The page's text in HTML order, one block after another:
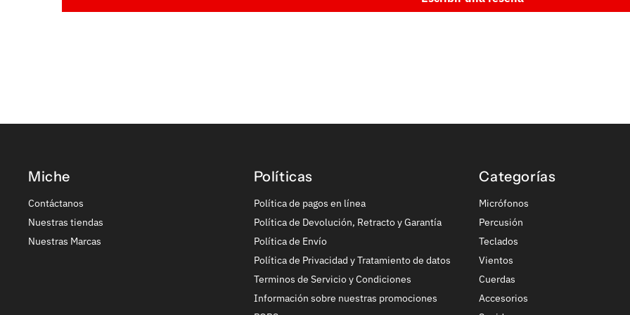
Miche
Contáctanos
Nuestras tiendas
Nuestras Marcas
Políticas
Política de pagos en línea
Política de Devolución, Retracto y Garantía
Política de Envío
Política de Privacidad y Tratamiento de datos
Terminos de Servicio y Condiciones
Información sobre nuestras promociones
Categorías
Micrófonos
Percusión
Teclados
Vientos
Cuerdas
Accesorios